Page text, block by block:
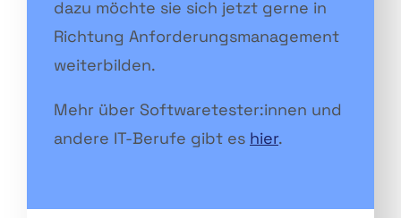
dazu möchte sie sich jetzt gerne in
Richtung Anforderungsmanagement
weiterbilden.
Mehr über Softwaretester:innen und
andere IT-Berufe gibt es hier.